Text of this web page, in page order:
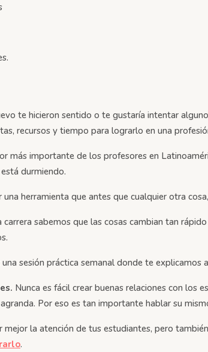
te hicieron sentido o te gustaría intentar
recursos y tiempo para lograrlo en una
más importante de los profesores en
durmiendo.
herramienta que antes que cualquier otra
sabemos que las cosas cambian tan
sesión práctica semanal donde te
Nunca es fácil crear buenas relaciones con los
Por eso es tan importante hablar su
la atención de tus estudiantes, pero
.